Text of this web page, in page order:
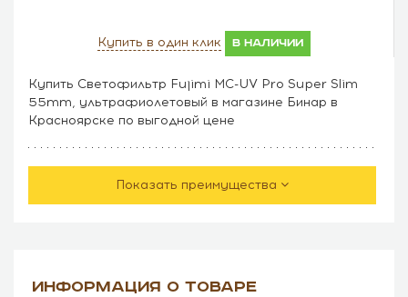
Купить в один клик в наличии
Купить Светофильтр Fujimi MC-UV Pro Super Slim
55mm, ультрафиолетовый в магазине Бинар в
Красноярске по выгодной цене
Показать преимущества
ИНФОРМАЦИЯ О ТОВАРЕ